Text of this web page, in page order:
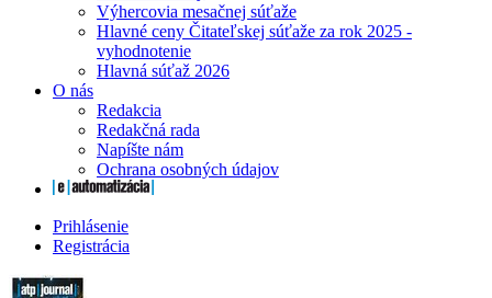
Výhercovia mesačnej súťaže
Hlavné ceny Čitateľskej súťaže za rok 2025 -
vyhodnotenie
Hlavná súťaž 2026
O nás
Redakcia
Redakčná rada
Napíšte nám
Ochrana osobných údajov
Prihlásenie
Registrácia